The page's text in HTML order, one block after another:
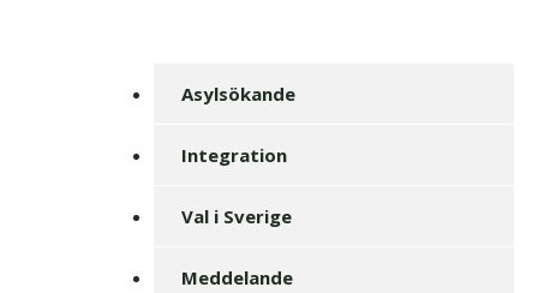
Asylsökande
Integration
Val i Sverige
Meddelande